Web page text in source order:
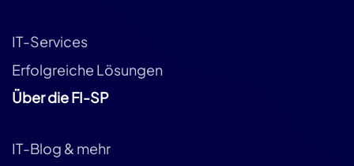
IT-Services
Erfolgreiche Lösungen
Über die FI-SP
IT-Blog & mehr